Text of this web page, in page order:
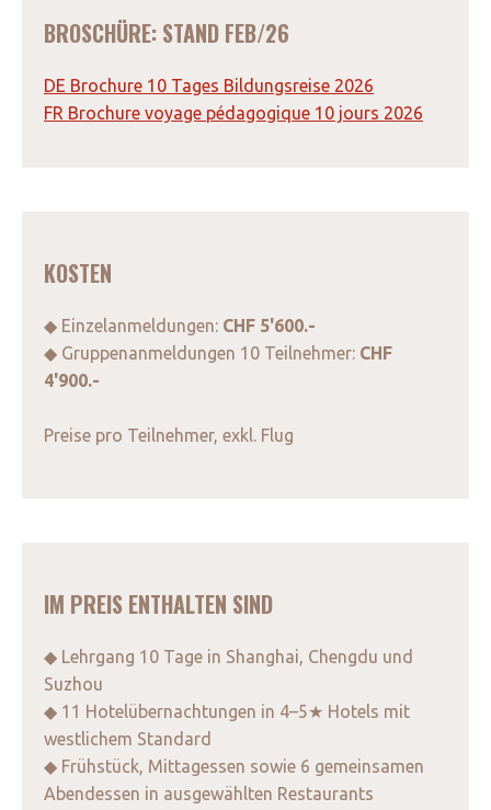
BROSCHÜRE: STAND FEB/26
DE Brochure 10 Tages Bildungsreise 2026
FR Brochure voyage pédagogique 10 jours 2026
KOSTEN
◆ Einzelanmeldungen: CHF 5'600.-
◆ Gruppenanmeldungen 10 Teilnehmer: CHF
4'900.-
Preise pro Teilnehmer, exkl. Flug
IM PREIS ENTHALTEN SIND
◆ Lehrgang 10 Tage in Shanghai, Chengdu und
Suzhou
◆ 11 Hotelübernachtungen in 4–5★ Hotels mit
westlichem Standard
◆ Frühstück, Mittagessen sowie 6 gemeinsamen
Abendessen in ausgewählten Restaurants